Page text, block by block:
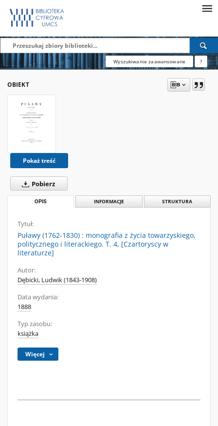
Wyszukiwanie zaawansowane ?
OBIEKT
Pokaż treść
Pobierz
OPIS INFORMACJE STRUKTURA
Tytuł:
Puławy (1762-1830) : monografia z życia towarzyskiego,
politycznego i literackiego. T. 4, [Czartoryscy w
literaturze]
Autor:
Dębicki, Ludwik (1843-1908)
Data wydania:
1888
Typ zasobu:
książka
Więcej